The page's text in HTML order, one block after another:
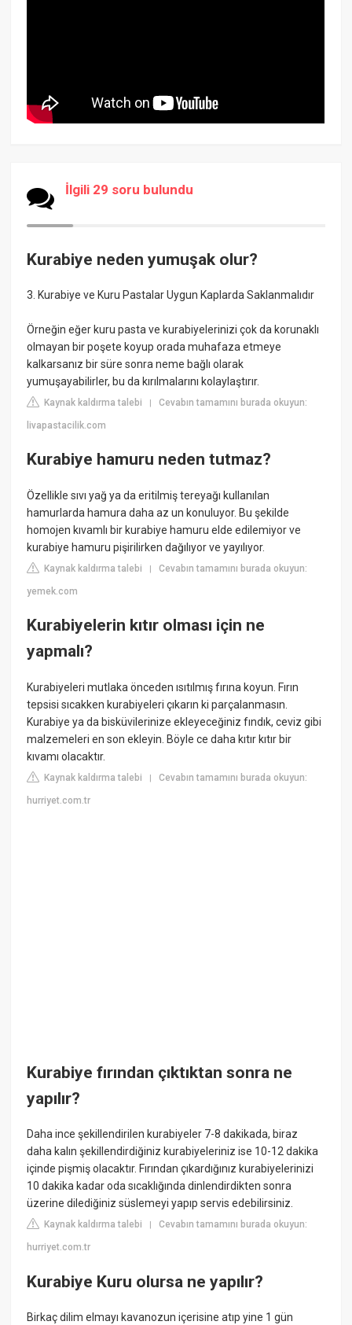
İlgili 29 soru bulundu
Kurabiye neden yumuşak olur?
3. Kurabiye ve Kuru Pastalar Uygun Kaplarda Saklanmalıdır
Örneğin eğer kuru pasta ve kurabiyelerinizi çok da korunaklı
olmayan bir poşete koyup orada muhafaza etmeye
kalkarsanız bir süre sonra neme bağlı olarak
yumuşayabilirler, bu da kırılmalarını kolaylaştırır.
Kaynak kaldırma talebi |Cevabın tamamını burada okuyun:
livapastacilik.com
Kurabiye hamuru neden tutmaz?
Özellikle sıvı yağ ya da eritilmiş tereyağı kullanılan
hamurlarda hamura daha az un konuluyor. Bu şekilde
homojen kıvamlı bir kurabiye hamuru elde edilemiyor ve
kurabiye hamuru pişirilirken dağılıyor ve yayılıyor.
Kaynak kaldırma talebi |Cevabın tamamını burada okuyun:
yemek.com
Kurabiyelerin kıtır olması için ne
yapmalı?
Kurabiyeleri mutlaka önceden ısıtılmış fırına koyun. Fırın
tepsisi sıcakken kurabiyeleri çıkarın ki parçalanmasın.
Kurabiye ya da bisküvilerinize ekleyeceğiniz fındık, ceviz gibi
malzemeleri en son ekleyin. Böyle ce daha kıtır kıtır bir
kıvamı olacaktır.
Kaynak kaldırma talebi |Cevabın tamamını burada okuyun:
hurriyet.com.tr
Kurabiye fırından çıktıktan sonra ne
yapılır?
Daha ince şekillendirilen kurabiyeler 7-8 dakikada, biraz
daha kalın şekillendirdiğiniz kurabiyeleriniz ise 10-12 dakika
içinde pişmiş olacaktır. Fırından çıkardığınız kurabiyelerinizi
10 dakika kadar oda sıcaklığında dinlendirdikten sonra
üzerine dilediğiniz süslemeyi yapıp servis edebilirsiniz.
Kaynak kaldırma talebi |Cevabın tamamını burada okuyun:
hurriyet.com.tr
Kurabiye Kuru olursa ne yapılır?
Birkaç dilim elmayı kavanozun içerisine atıp yine 1 gün